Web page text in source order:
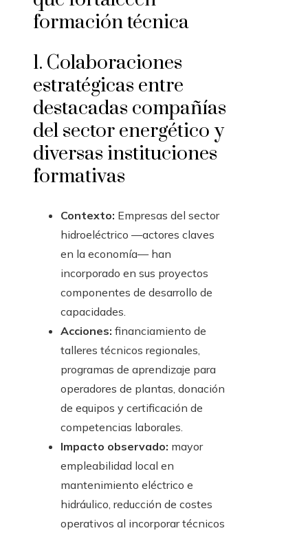
formación técnica
1. Colaboraciones
estratégicas entre
destacadas compañías
del sector energético y
diversas instituciones
formativas
Contexto: Empresas del sector
hidroeléctrico —actores claves
en la economía— han
incorporado en sus proyectos
componentes de desarrollo de
capacidades.
Acciones: financiamiento de
talleres técnicos regionales,
programas de aprendizaje para
operadores de plantas, donación
de equipos y certificación de
competencias laborales.
Impacto observado: mayor
empleabilidad local en
mantenimiento eléctrico e
hidráulico, reducción de costes
operativos al incorporar técnicos